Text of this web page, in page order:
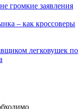
громкие заявления
– как кроссоверы
легковушек по